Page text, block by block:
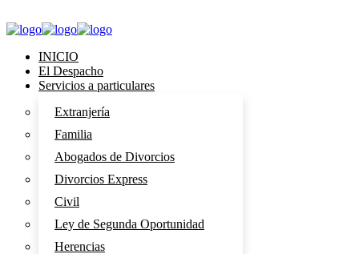
INICIO
El Despacho
Servicios a particulares
Extranjería
Familia
Abogados de Divorcios
Divorcios Express
Civil
Ley de Segunda Oportunidad
Herencias